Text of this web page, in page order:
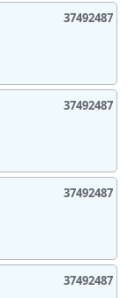
37492542
37492550
37492554
37492562
37492574
37492487
37492487
37492487
37492487